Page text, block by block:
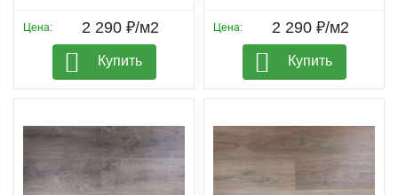
Цена: 2 290 ₽/м2
Купить
Цена: 2 290 ₽/м2
Купить